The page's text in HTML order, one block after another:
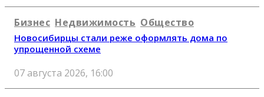
Бизнес Недвижимость Общество
Новосибирцы стали реже оформлять дома по
упрощенной схеме
07 августа 2026, 16:00